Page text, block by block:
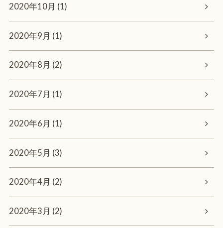
2020年10月 (1)
2020年9月 (1)
2020年8月 (2)
2020年7月 (1)
2020年6月 (1)
2020年5月 (3)
2020年4月 (2)
2020年3月 (2)